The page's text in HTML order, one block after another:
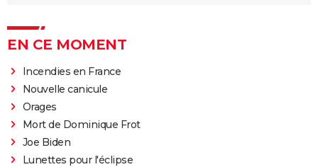
EN CE MOMENT
Incendies en France
Nouvelle canicule
Orages
Mort de Dominique Frot
Joe Biden
Lunettes pour l'éclipse